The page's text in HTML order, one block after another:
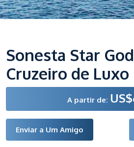
Sonesta Star
Cruzeiro de
A partir de:
Enviar a Um Amigo